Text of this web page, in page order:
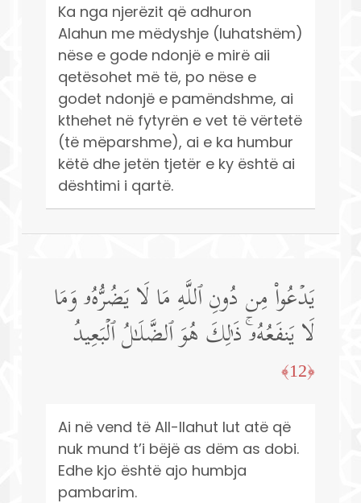
Ka nga njerëzit që adhuron
Alahun me mëdyshje (luhatshëm)
nëse e gode ndonjë e mirë aii
qetësohet më të, po nëse e
godet ndonjë e pamëndshme, ai
kthehet në fytyrën e vet të vërtetë
(të mëparshme), ai e ka humbur
këtë dhe jetën tjetër e ky është ai
dështimi i qartë.
یَدۡعُوا۟ مِن دُونِ ٱللَّهِ مَا لَا یَضُرُّهُۥ وَمَا
لَا یَنفَعُهُۥۚ ذَ ٰ⁠لِكَ هُوَ ٱلضَّلَـٰلُ ٱلۡبَعِیدُ
﴿12﴾
Ai në vend të All-llahut lut atë që
nuk mund t’i bëjë as dëm as dobi.
Edhe kjo është ajo humbja
pambarim.